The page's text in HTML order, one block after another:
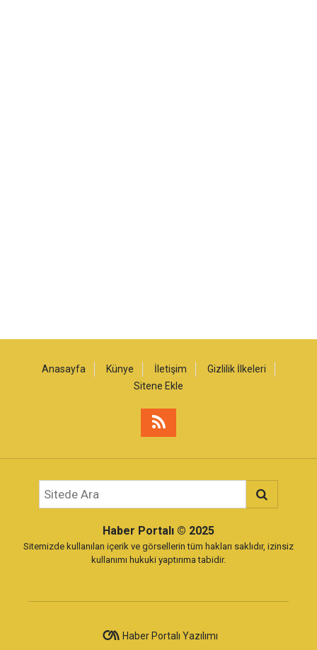
Anasayfa Künye İletişim
Gizlilik İlkeleri
Sitene Ekle
Haber Portalı © 2025
Sitemizde kullanılan içerik ve görsellerin tüm hakları saklıdır, izinsiz
kullanımı hukuki yaptırıma tabidir.
Haber Portalı Yazılımı